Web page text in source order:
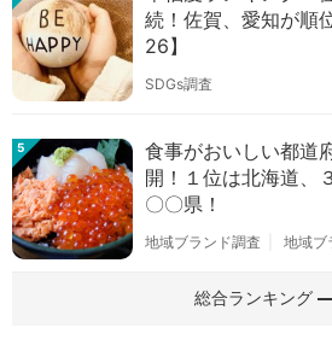
続！佐賀、愛知が順
26】
SDGs調査
5
食事がおいしい都道
開！１位は北海道、
〇〇県！
地域ブランド調査 地域ブ
総合ランキング